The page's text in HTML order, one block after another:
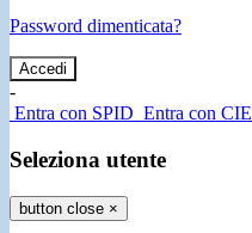
Password dimenticata?
-
Entra con SPID Entra con CIE
Seleziona utente
button close ×